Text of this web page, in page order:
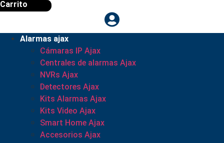
Carrito
Alarmas ajax
Cámaras IP Ajax
Centrales de alarmas Ajax
NVRs Ajax
Detectores Ajax
Kits Alarmas Ajax
Kits Video Ajax
Smart Home Ajax
Accesorios Ajax